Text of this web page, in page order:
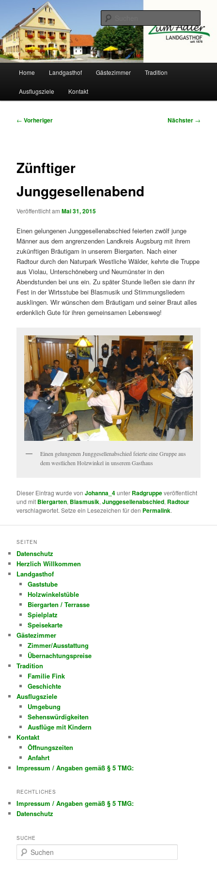
Inhalt
springenLandgasthof Adler
Home Landgasthof Gästezimmer Tradition
Ausflugsziele Kontakt
Beitragsnavigation
← Vorheriger Nächster →
Zünftiger
Junggesellenabend
Veröffentlicht amMai 31, 2015
Einen gelungenen Junggesellenabschied feierten zwölf junge
Männer aus dem angrenzenden Landkreis Augsburg mit ihrem
zukünftigen Bräutigam in unserem Biergarten. Nach einer
Radtour durch den Naturpark Westliche Wälder, kehrte die Truppe
aus Violau, Unterschöneberg und Neumünster in den
Abendstunden bei uns ein. Zu später Stunde ließen sie dann ihr
Fest in der Wirtsstube bei Blasmusik und Stimmungsliedern
ausklingen. Wir wünschen dem Bräutigam und seiner Braut alles
erdenklich Gute für ihren gemeinsamen Lebensweg!
Einen gelungenen Junggesellenabschied feierte eine Gruppe aus
dem westlichen Holzwinkel in unserem Gasthaus
Dieser Eintrag wurde vonJohanna_4unter Radgruppeveröffentlicht
und mit Biergarten, Blasmusik,Junggesellenabschied, Radtour
verschlagwortet. Setze ein Lesezeichen für den Permalink.
SEITEN
Datenschutz
Herzlich Willkommen
Landgasthof
Gaststube
Holzwinkelstüble
Biergarten / Terrasse
Spielplatz
Speisekarte
Gästezimmer
Zimmer/Ausstattung
Übernachtungspreise
Tradition
Familie Fink
Geschichte
Ausflugsziele
Umgebung
Sehenswürdigkeiten
Ausflüge mit Kindern
Kontakt
Öffnungszeiten
Anfahrt
Impressum / Angaben gemäß § 5 TMG:
RECHTLICHES
Impressum / Angaben gemäß § 5 TMG:
Datenschutz
SUCHE
u